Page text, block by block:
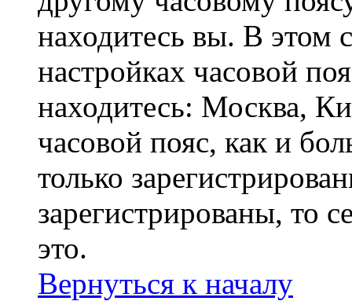
находитесь вы. В этом
настройках часовой
находитесь: Москва,
часовой пояс, как и
только
зарегистрированы, то
это.
Вернуться к началу